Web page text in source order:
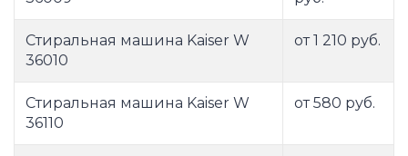
Стиральная машина Kaiser W
36010
от 1 210 руб.
Стиральная машина Kaiser W
36110
от 580 руб.